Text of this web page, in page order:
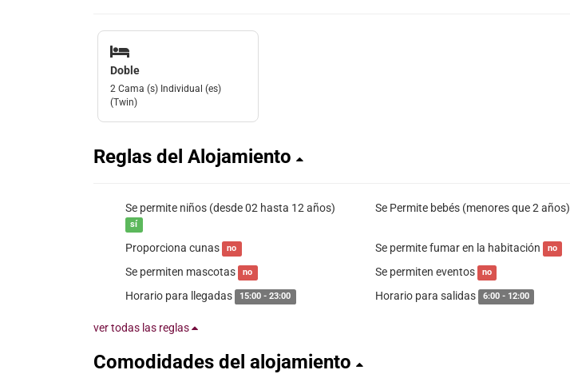
Doble
2 Cama (s) Individual (es)
(Twin)
Reglas del Alojamiento
Se permite niños (desde 02 hasta 12 años)
sí
Se Permite bebés (menores que 2 años)
Proporciona cunas no Se permite fumar en la habitación no
Se permiten mascotas no Se permiten eventos no
Horario para llegadas 15:00 - 23:00 Horario para salidas 6:00 - 12:00
ver todas las reglas
Comodidades del alojamiento